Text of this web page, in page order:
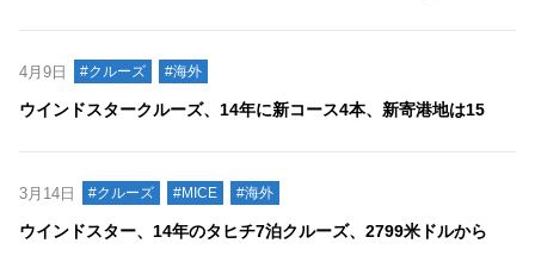
4月9日 #クルーズ #海外
ウインドスタークルーズ、14年に新コース4本、新寄港地は15
3月14日 #クルーズ #MICE #海外
ウインドスター、14年のタヒチ7泊クルーズ、2799米ドルから